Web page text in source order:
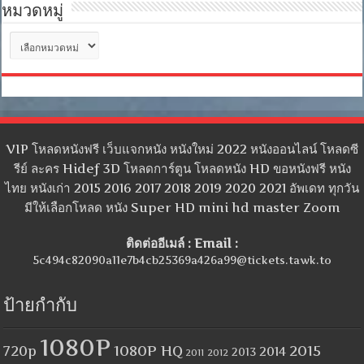
หมวดหมู่
หมวด
หมู่
VIP โหลดหนังฟรี เว็บแจกหนัง หนังใหม่ 2022 หนังออนไลน์ โหลดซี
รีย์ ละคร Hidef 3D โหลดการ์ตูน โหลดหนัง HD ขอหนังฟรี หนัง
ไทย หนังเก่า 2015 2016 2017 2018 2019 2020 2021 อัพเดท ทุกวัน
มีให้เลือกโหลด หนัง Super HD mini hd master Zoom
ติดต่ออีเมล์ : Email :
5c494c82090a11e7b4cb25369a426a99@tickets.tawk.to
ป้ายกำกับ
720p 1080P 1080P HQ 2011 2012 2013 2014 2015